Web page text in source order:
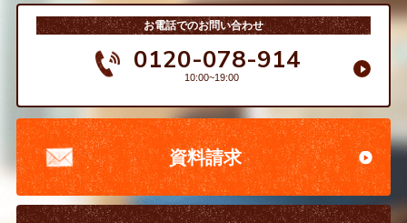
お電話でのお問い合わせ
0120-078-914
10:00~19:00
資料請求